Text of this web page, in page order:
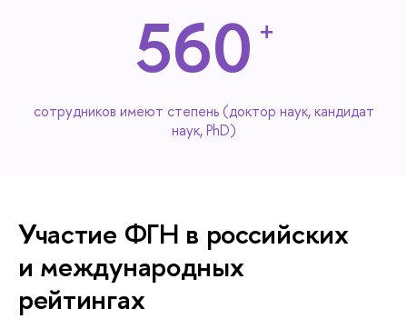
560 +
cотрудников имеют степень (доктор наук, кандидат
наук, PhD)
Участие ФГН в российских
и международных
рейтингах